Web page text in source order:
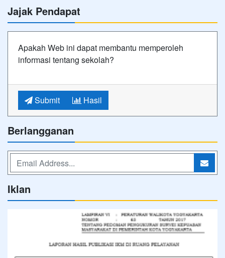
Jajak Pendapat
Apakah Web ini dapat membantu memperoleh
informasi tentang sekolah?
Submit Hasil
Berlangganan
Iklan